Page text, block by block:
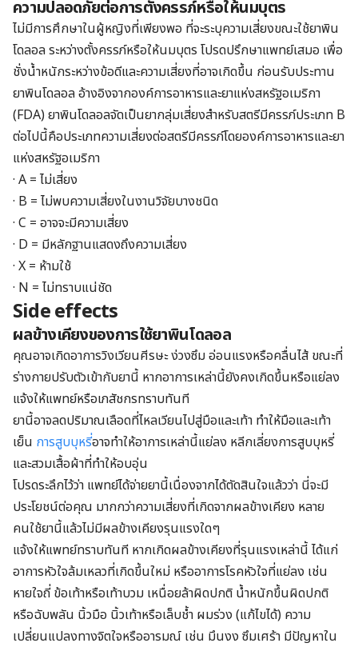
ความปลอดภัยต่อการตั้งครรภ์หรือให้นมบุตร
ไม่มีการศึกษาในผู้หญิงที่เพียงพอ ที่จะระบุความเสี่ยงขณะใช้ยาพิน
โดลอล ระหว่างตั้งครรภ์หรือให้นมบุตร โปรดปรึกษาแพทย์เสมอ เพื่อ
ชั่งน้ำหนักระหว่างข้อดีและความเสี่ยงที่อาจเกิดขึ้น ก่อนรับประทาน
ยาพินโดลอลอ้างอิงจากองค์การอาหารและยาแห่งสหรัฐอเมริกา
(FDA)ยาพินโดลอลจัดเป็นยากลุ่มเสี่ยงสำหรับสตรีมีครรภ์ประเภท B
ต่อไปนี้คือประเภทความเสี่ยงต่อสตรีมีครรภ์โดยองค์การอาหารและยา
แห่งสหรัฐอเมริกา
· A = ไม่เสี่ยง
· B = ไม่พบความเสี่ยงในงานวิจัยบางชนิด
· C = อาจจะมีความเสี่ยง
· D = มีหลักฐานแสดงถึงความเสี่ยง
· X = ห้ามใช้
· N = ไม่ทราบแน่ชัด
Side effects
ผลข้างเคียงของการใช้ยาพินโดลอล
คุณอาจเกิดอาการวิงเวียนศีรษะ ง่วงซึม อ่อนแรงหรือคลื่นไส้ ขณะที่
ร่างกายปรับตัวเข้ากับยานี้ หากอาการเหล่านี้ยังคงเกิดขึ้นหรือแย่ลง
แจ้งให้แพทย์หรือเภสัชกรทราบทันที
ยานี้อาจลดปริมาณเลือดที่ไหลเวียนไปสู่มือและเท้า ทำให้มือและเท้า
เย็น การสูบบุหรี่อาจทำให้อาการเหล่านี้แย่ลง หลีกเลี่ยงการสูบบุหรี่
และสวมเสื้อผ้าที่ทำให้อบอุ่น
โปรดระลึกไว้ว่า แพทย์ได้จ่ายยานี้เนื่องจากได้ตัดสินใจแล้วว่า นี่จะมี
ประโยชน์ต่อคุณ มากกว่าความเสี่ยงที่เกิดจากผลข้างเคียง หลาย
คนใช้ยานี้แล้วไม่มีผลข้างเคียงรุนแรงใดๆ
แจ้งให้แพทย์ทราบทันที หากเกิดผลข้างเคียงที่รุนแรงเหล่านี้ ได้แก่
อาการหัวใจล้มเหลวที่เกิดขึ้นใหม่ หรืออาการโรคหัวใจที่แย่ลง เช่น
หายใจถี่ ข้อเท้าหรือเท้าบวม เหนื่อยล้าผิดปกติ น้ำหนักขึ้นผิดปกติ
หรือฉับพลัน นิ้วมือ นิ้วเท้าหรือเล็บช้ำ ผมร่วง (แก้ไขได้) ความ
เปลี่ยนแปลงทางจิตใจหรืออารมณ์ เช่น มึนงง ซึมเศร้า มีปัญหาใน